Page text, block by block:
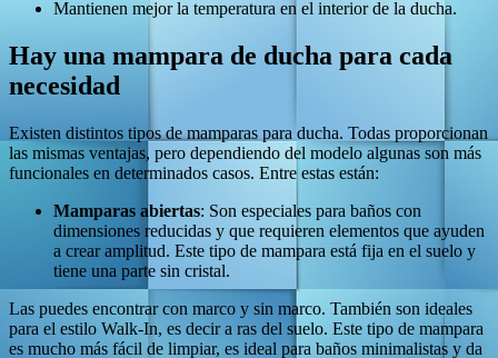
Mantienen mejor la temperatura en el interior de la ducha.
Hay una mampara de ducha para cada
necesidad
Existen distintos tipos de mamparas para ducha. Todas proporcionan
las mismas ventajas, pero dependiendo del modelo algunas son más
funcionales en determinados casos. Entre estas están:
Mamparas abiertas: Son especiales para baños con
dimensiones reducidas y que requieren elementos que ayuden
a crear amplitud. Este tipo de mampara está fija en el suelo y
tiene una parte sin cristal.
Las puedes encontrar con marco y sin marco. También son ideales
para el estilo Walk-In, es decir a ras del suelo. Este tipo de mampara
es mucho más fácil de limpiar, es ideal para baños minimalistas y da